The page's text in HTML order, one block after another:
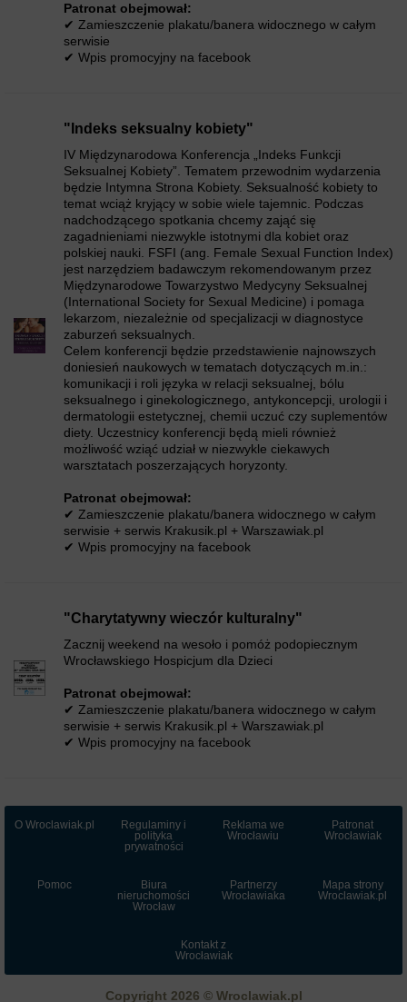
Patronat obejmował:
✔ Zamieszczenie plakatu/banera widocznego w całym
serwisie
✔ Wpis promocyjny na facebook
"Indeks seksualny kobiety"
IV Międzynarodowa Konferencja „Indeks Funkcji
Seksualnej Kobiety”. Tematem przewodnim wydarzenia
będzie Intymna Strona Kobiety. Seksualność kobiety to
temat wciąż kryjący w sobie wiele tajemnic. Podczas
nadchodzącego spotkania chcemy zająć się
zagadnieniami niezwykle istotnymi dla kobiet oraz
polskiej nauki. FSFI (ang. Female Sexual Function Index)
jest narzędziem badawczym rekomendowanym przez
Międzynarodowe Towarzystwo Medycyny Seksualnej
(International Society for Sexual Medicine) i pomaga
lekarzom, niezależnie od specjalizacji w diagnostyce
zaburzeń seksualnych.
Celem konferencji będzie przedstawienie najnowszych
doniesień naukowych w tematach dotyczących m.in.:
komunikacji i roli języka w relacji seksualnej, bólu
seksualnego i ginekologicznego, antykoncepcji, urologii i
dermatologii estetycznej, chemii uczuć czy suplementów
diety. Uczestnicy konferencji będą mieli również
możliwość wziąć udział w niezwykle ciekawych
warsztatach poszerzających horyzonty.
Patronat obejmował:
✔ Zamieszczenie plakatu/banera widocznego w całym
serwisie + serwis Krakusik.pl + Warszawiak.pl
✔ Wpis promocyjny na facebook
"Charytatywny wieczór kulturalny"
Zacznij weekend na wesoło i pomóż podopiecznym
Wrocławskiego Hospicjum dla Dzieci
Patronat obejmował:
✔ Zamieszczenie plakatu/banera widocznego w całym
serwisie + serwis Krakusik.pl + Warszawiak.pl
✔ Wpis promocyjny na facebook
O Wroclawiak.pl
Regulaminy i
polityka
prywatności
Reklama we
Wrocławiu
Patronat
Wrocławiak
Pomoc
Biura
nieruchomości
Wrocław
Partnerzy
Wrocławiaka
Mapa strony
Wroclawiak.pl
Kontakt z
Wrocławiak
Copyright 2026 © Wroclawiak.pl